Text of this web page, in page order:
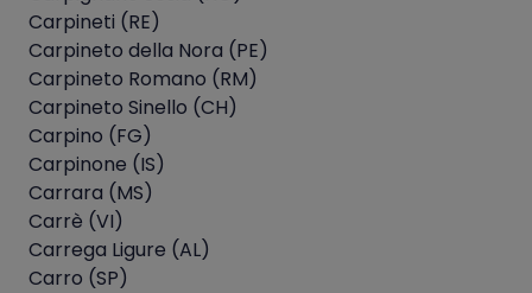
Carpineti (RE)
Carpineto della Nora (PE)
Carpineto Romano (RM)
Carpineto Sinello (CH)
Carpino (FG)
Carpinone (IS)
Carrara (MS)
Carrè (VI)
Carrega Ligure (AL)
Carro (SP)